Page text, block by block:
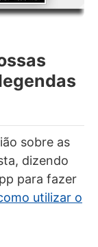
sobre as
dizendo
para fazer
utilizar o